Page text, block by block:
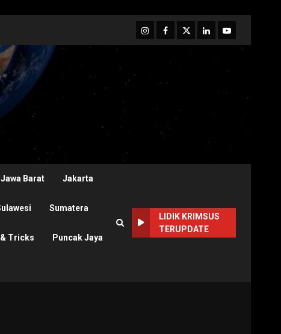
InstagramFacebook
TwitterLinkedinYoutube
Jawa Barat Jakarta
Sumatera
Tricks Puncak Jaya
LIDIK KRIMSUS
TERUPDATE